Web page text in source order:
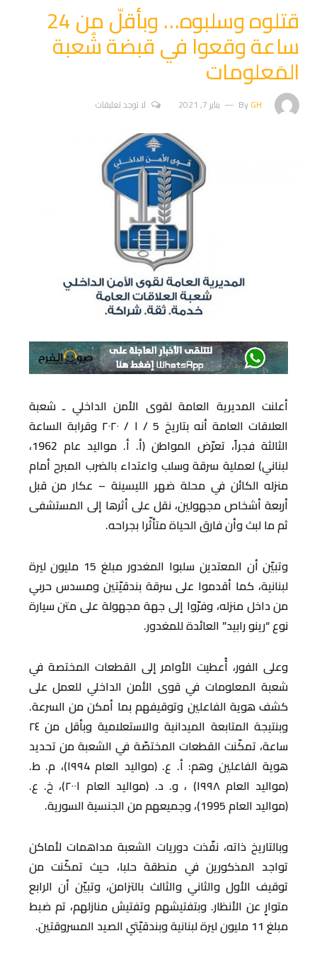
قتلوه وسلبوه… وبأقلّ من 24
ساعة وقعوا في قبضة شُعبة
المَعلومات
ByGH يناير 7, 2021 لا توجد تعليقات
أعلنت المديرية العامة لقوى الأمن الداخلي ـ شعبة
العلاقات العامة أنه بتاريخ 5 / ۱ / ۲۰۲۰ وقرابة الساعة
الثالثة فجراً، تعرّض المواطن (أ. أ. مواليد عام 1962،
لبناني) لعملية سرقة وسلب واعتداء بالضرب المبرح أمام
منزله الكائن في محلة ضهر الليسينة – عكار من قبل
أربعة أشخاص مجهولين، نقل على أثرها إلى المستشفى
ثم ما لبث وأن فارق الحياة متأثّرا بجراحه.
وتبيّن أن المعتدين سلبوا المغدور مبلغ 15 مليون ليرة
لبنانية، كما أقدموا على سرقة بندقيّتين ومسدس حربي
من داخل منزله، وفرّوا إلى جهة مجهولة على متن سيارة
نوع “رينو رابيد” العائدة للمغدور.
وعلى الفور، أُعطيت الأوامر إلى القطعات المختصة في
شعبة المعلومات في قوى الأمن الداخلي للعمل على
كشف هوية الفاعلين وتوقيفهم بما أمكن من السرعة.
وبنتيجة المتابعة الميدانية والاستعلامية وبأقل من ٢٤
ساعة، تمكّنت القطعات المختصّة في الشعبة من تحديد
هوية الفاعلين وهم: أ. ع. (مواليد العام ۱۹۹4)، م. ط.
(مواليد العام ۱۹۹۸) ، و. د. (مواليد العام ۲۰۰۱)، خ. ع.
(مواليد العام 1995)، وجميعهم من الجنسية السورية.
وبالتاريخ ذاته، نفّذت دوريات الشعبة مداهمات لأماكن
تواجد المذكورين في منطقة حلبا، حيث تمكّنت من
توقيف الأول والثاني والثالث بالتزامن، وتبيّن أن الرابع
متوارٍ عن الأنظار. وبتفتيشهم وتفتيش منازلهم، تم ضبط
مبلغ 11 مليون ليرة لبنانية وبندقيّتي الصيد المسروقتين.